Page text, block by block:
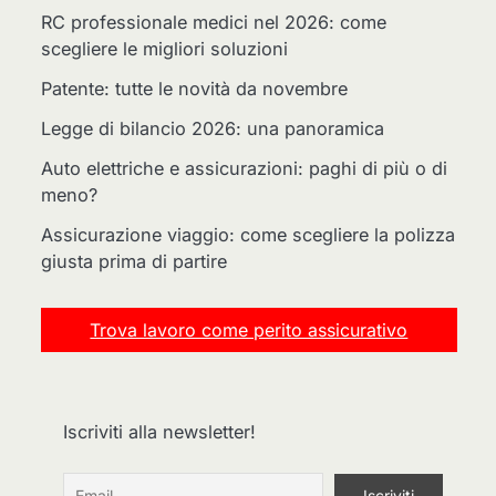
RC professionale medici nel 2026: come
scegliere le migliori soluzioni
Patente: tutte le novità da novembre
Legge di bilancio 2026: una panoramica
Auto elettriche e assicurazioni: paghi di più o di
meno?
Assicurazione viaggio: come scegliere la polizza
giusta prima di partire
Trova lavoro come perito assicurativo
Iscriviti alla newsletter!